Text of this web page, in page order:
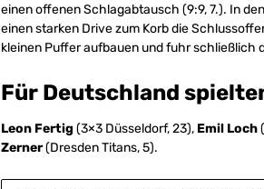
einen offenen Schlagabtausch (9:9, 7.). In
einen starken Drive zum Korb die
kleinen Puffer aufbauen und fuhr schließlich
Für Deutschland
Leon Fertig (3×3 Düsseldorf, 23), Emil Loch
Zerner(Dresden Titans, 5).